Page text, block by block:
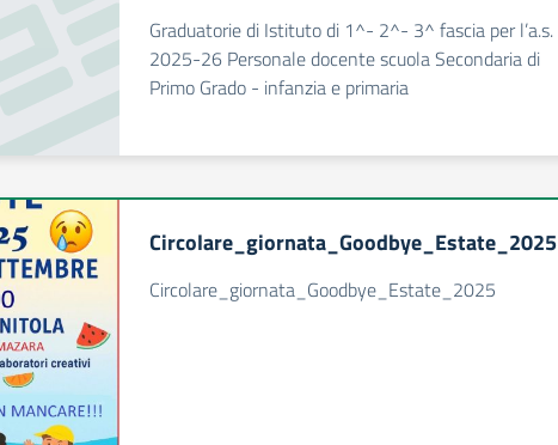
Graduatorie di Istituto di 1^- 2^- 3^ fascia per l’a.s.
2025-26 Personale docente scuola Secondaria di
Primo Grado - infanzia e primaria
Circolare_giornata_Goodbye_Estate_2025
Circolare_giornata_Goodbye_Estate_2025